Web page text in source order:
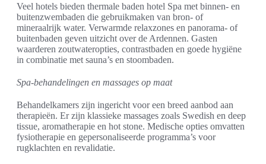
Veel hotels bieden thermale baden hotel Spa met binnen- en
buitenzwembaden die gebruikmaken van bron- of
mineraalrijk water. Verwarmde relaxzones en panorama- of
buitenbaden geven uitzicht over de Ardennen. Gasten
waarderen zoutwateropties, contrastbaden en goede hygiëne
in combinatie met sauna’s en stoombaden.
Spa-behandelingen en massages op maat
Behandelkamers zijn ingericht voor een breed aanbod aan
therapieën. Er zijn klassieke massages zoals Swedish en deep
tissue, aromatherapie en hot stone. Medische opties omvatten
fysiotherapie en gepersonaliseerde programma’s voor
rugklachten en revalidatie.